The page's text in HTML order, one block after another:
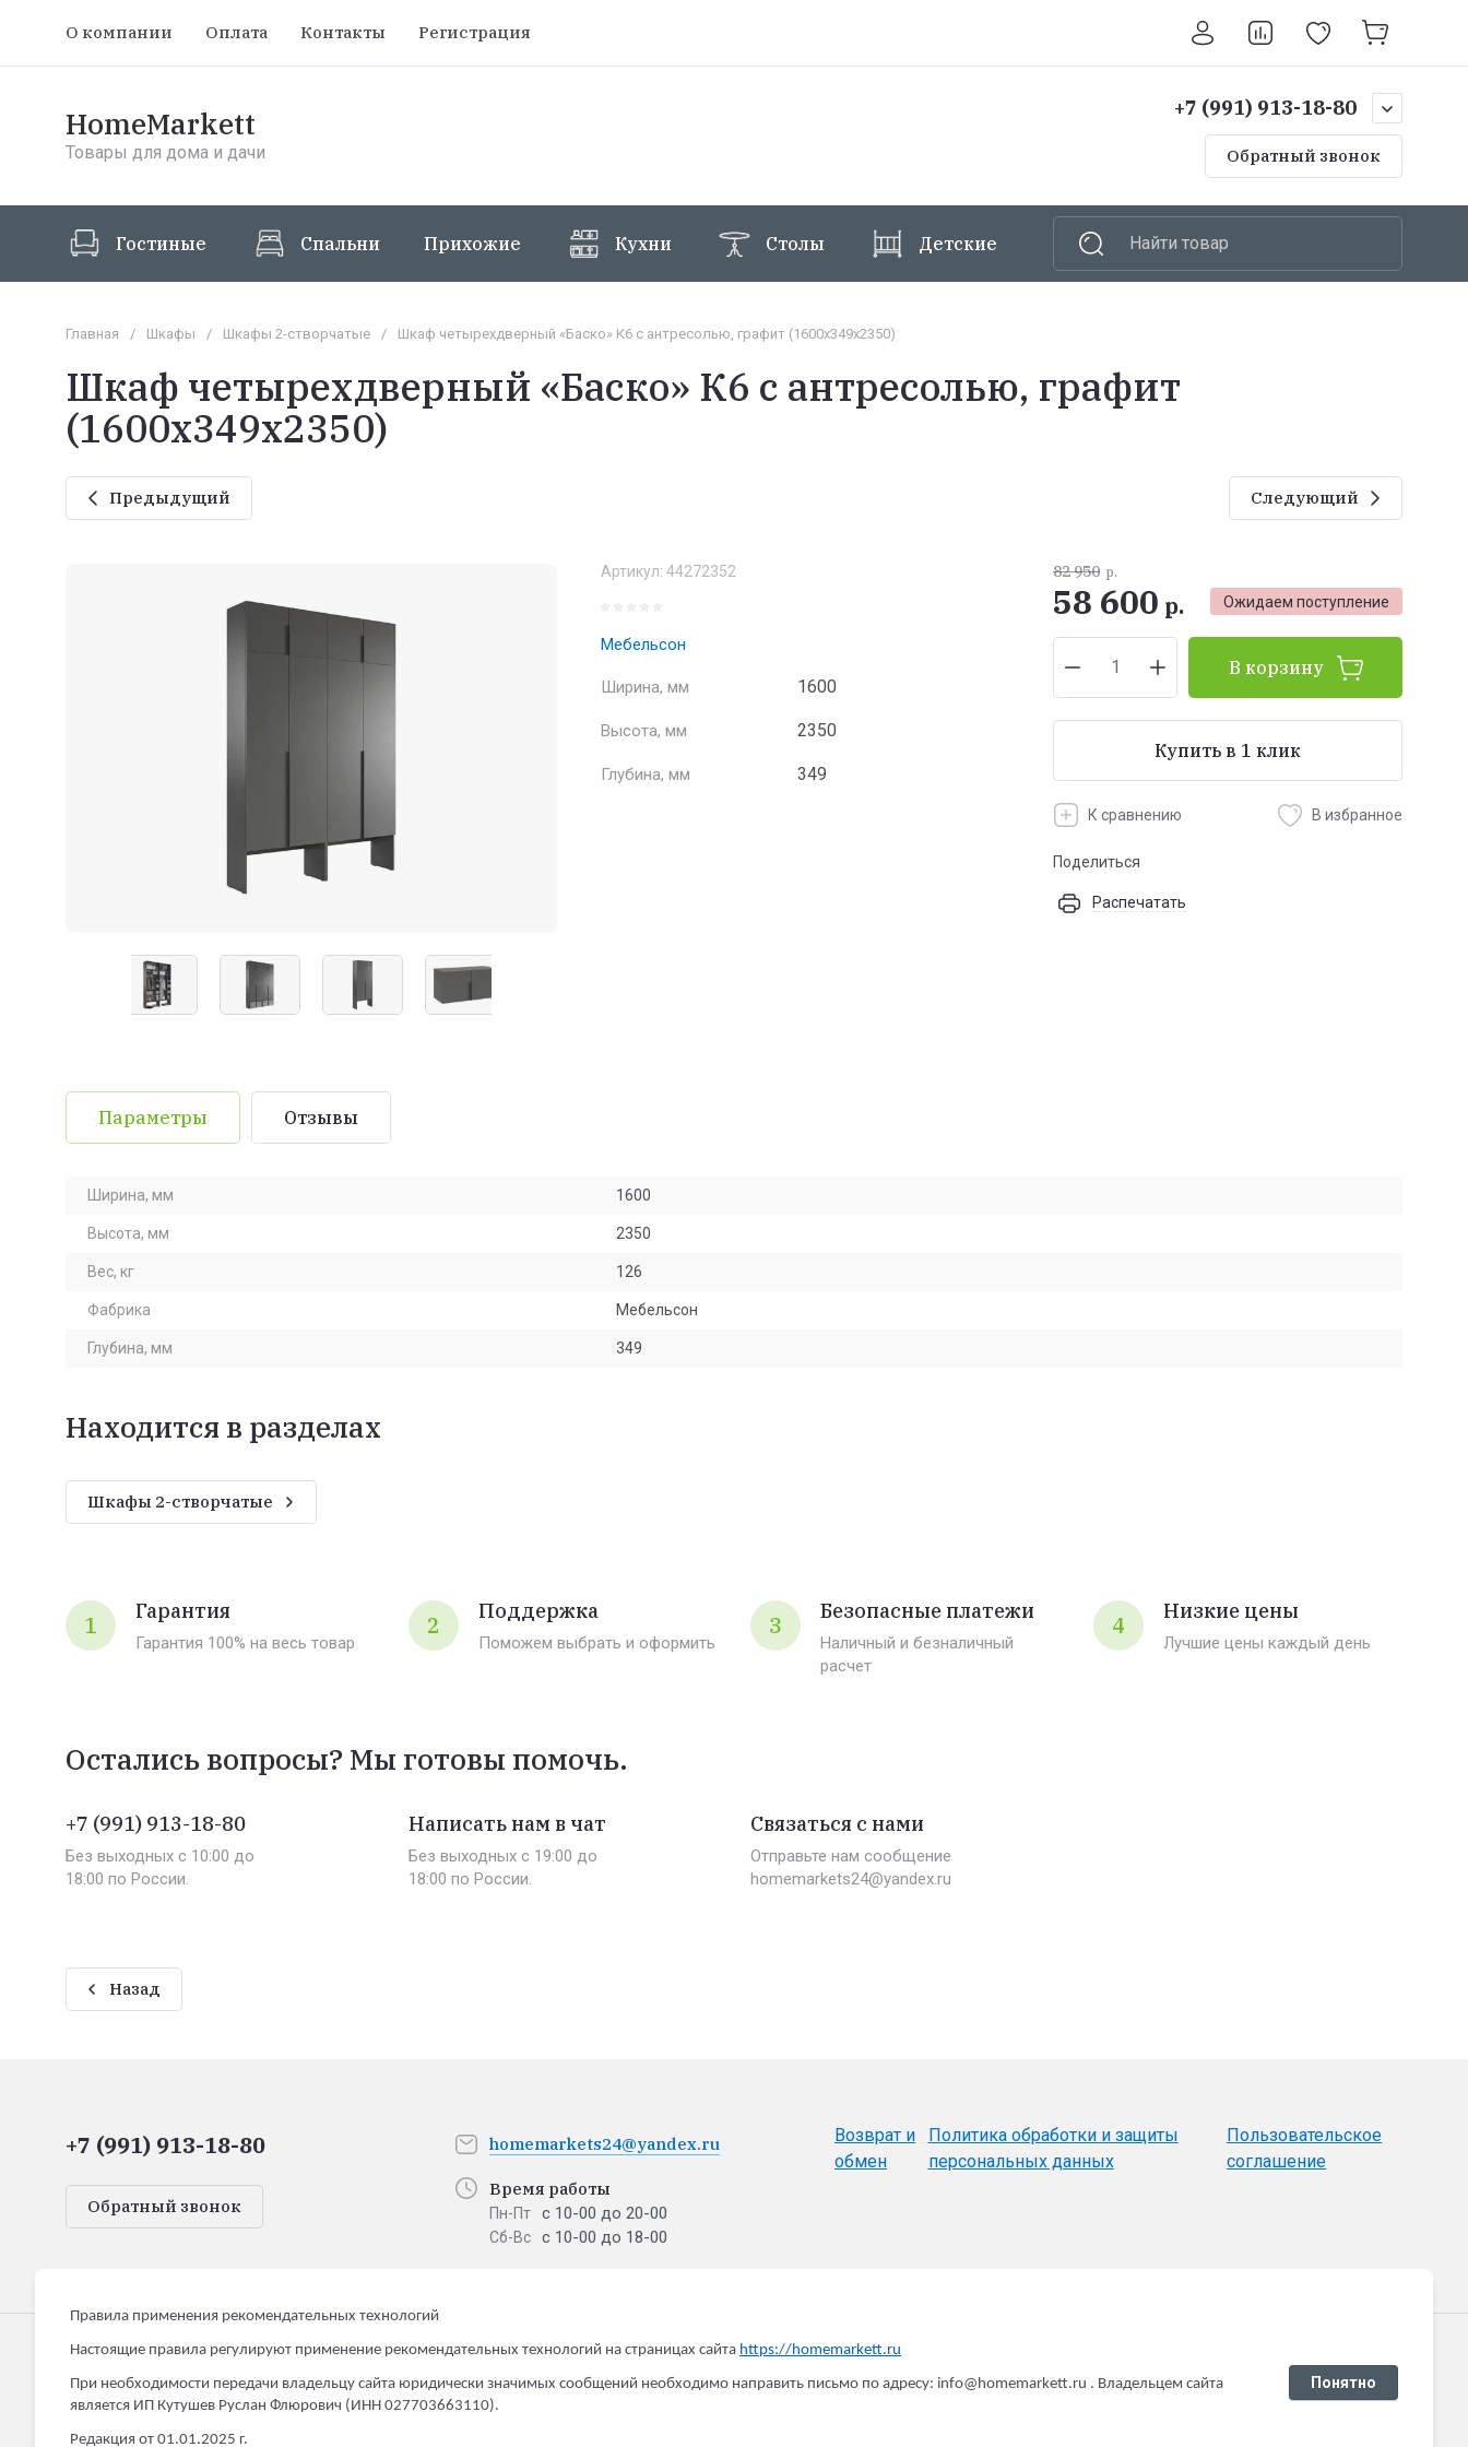
О компании Оплата Контакты Регистрация
HomeMarkett
Товары для дома и дачи
+7 (991) 913-18-80
Обратный звонок
Гостиные Спальни Прихожие Кухни Столы Детские ШкафыНайти товар
Главная / Шкафы / Шкафы 2-створчатые / Шкаф четырехдверный «Баско» К6 с антресолью, графит (1600х349х2350)
Шкаф четырехдверный «Баско» К6 с антресолью, графит
(1600х349х2350)
Предыдущий Следующий
Артикул: 44272352
Мебельсон
Ширина, мм 1600
Высота, мм 2350
Глубина, мм 349
Ожидаем поступление
82 950 р.
58 600 р.
В корзину
Купить в 1 клик
К сравнению В избранное
Поделиться
Распечатать
Параметры Отзывы
Ширина, мм 1600
Высота, мм 2350
Вес, кг 126
Фабрика Мебельсон
Глубина, мм 349
Находится в разделах
Шкафы 2-створчатые
1 Гарантия
Гарантия 100% на весь товар
2 Поддержка
Поможем выбрать и оформить
3 Безопасные платежи
Наличный и безналичный
расчет
4 Низкие цены
Лучшие цены каждый день
Остались вопросы? Мы готовы помочь.
+7 (991) 913-18-80
Без выходных c 10:00 до
18:00 по России.
Написать нам в чат
Без выходных c 19:00 до
18:00 по России.
Связаться с нами
Отправьте нам сообщение
homemarkets24@yandex.ru
Назад
+7 (991) 913-18-80
Обратный звонок
homemarkets24@yandex.ru
Время работы
Пн-Пт с 10-00 до 20-00
Сб-Вс с 10-00 до 18-00
Возврат и
обмен
Политика обработки и защиты
персональных данных
Пользовательское
соглашение
HomeMarkett
Товары для дома и дачи
Принимаем к оплате
Правила применения рекомендательных технологий
Настоящие правила регулируют применение рекомендательных технологий на страницах сайта https://homemarkett.ru
При необходимости передачи владельцу сайта юридически значимых сообщений необходимо направить письмо по адресу: info@homemarkett.ru . Владельцем сайта
является ИП Кутушев Руслан Флюрович (ИНН 027703663110).
Редакция от 01.01.2025 г.
Понятно